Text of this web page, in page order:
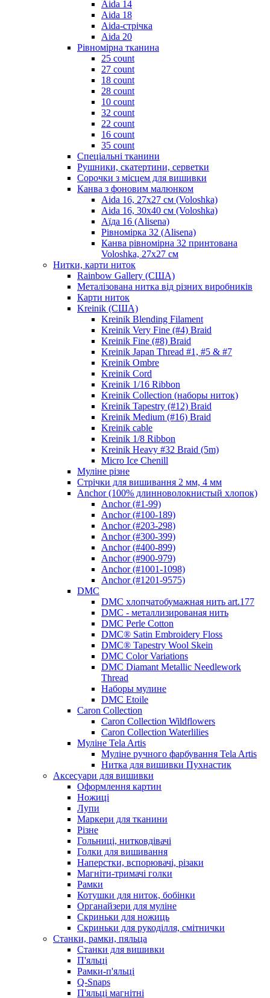
Aida 14
Aida 18
Aida-стрічка
Aida 20
Рівномірна тканина
25 count
27 count
18 count
28 count
10 count
32 count
22 count
16 count
35 count
Спеціальні тканини
Рушники, скатертини, серветки
Сорочки з місцем для вишивки
Канва з фоновим малюнком
Aida 16, 27х27 см (Voloshka)
Aida 16, 30х40 см (Voloshka)
Аїда 16 (Alisena)
Рівномірка 32 (Alisena)
Канва рівномірна 32 принтована
Voloshka, 27х27 см
Нитки, карти ниток
Rainbow Gallery (США)
Металізована нитка від різних виробників
Карти ниток
Kreinik (США)
Kreinik Blending Filament
Kreinik Very Fine (#4) Braid
Kreinik Fine (#8) Braid
Kreinik Japan Thread #1, #5 & #7
Kreinik Ombre
Kreinik Cord
Kreinik 1/16 Ribbon
Kreinik Collection (наборы ниток)
Kreinik Tapestry (#12) Braid
Kreinik Medium (#16) Braid
Kreinik cable
Kreinik 1/8 Ribbon
Kreinik Heavy #32 Braid (5m)
Micro Ice Chenill
Муліне різне
Стрічки для вишивання 2 мм, 4 мм
Anchor (100% длинноволокнистый хлопок)
Anchor (#1-99)
Anchor (#100-189)
Anchor (#203-298)
Anchor (#300-399)
Anchor (#400-899)
Anchor (#900-979)
Anchor (#1001-1098)
Anchor (#1201-9575)
DMC
DMC хлопчатобумажная нить art.177
DMC - металлизированая нить
DMC Perle Cotton
DMC® Satin Embroidery Floss
DMC® Tapestry Wool Skein
DMC Color Variations
DMC Diamant Metallic Needlework
Thread
Наборы мулине
DMC Etoile
Caron Collection
Caron Collection Wildflowers
Caron Collection Waterlilies
Муліне Tela Artis
Муліне ручного фарбування Tela Artis
Нитка для вишивки Пухнастик
Аксесуари для вишивки
Оформлення картин
Ножиці
Лупи
Маркери для тканини
Різне
Гольниці, нитковдівачі
Голки для вишивання
Наперстки, вспорювачі, різаки
Магніти-тримачі голки
Рамки
Котушки для ниток, бобінки
Органайзери для муліне
Скриньки для ножиць
Скриньки для рукоділля, смітнички
Станки, рамки, пяльца
Станки для вишивки
П'яльці
Рамки-п'яльці
Q-Snaps
П'яльці магнітні